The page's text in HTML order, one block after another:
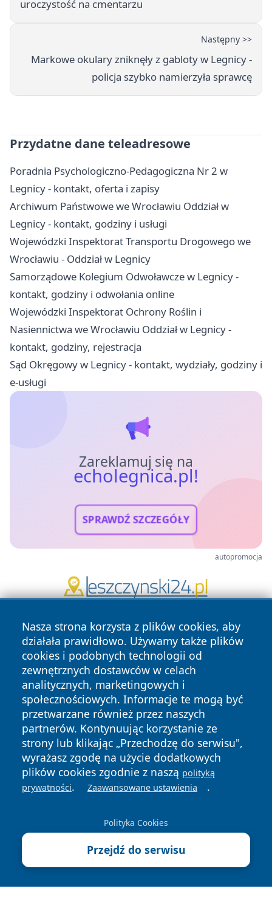
uroczystość na cmentarzu
Następny >>
Markowe okulary zniknęły z gabloty w Legnicy -
policja szybko namierzyła sprawcę
Przydatne dane teleadresowe
Poradnia Psychologiczno-Pedagogiczna Nr 2 w
Legnicy - kontakt, oferta i zapisy
Archiwum Państwowe we Wrocławiu Oddział w
Legnicy - kontakt, godziny i usługi
Wojewódzki Inspektorat Transportu Drogowego we
Wrocławiu - Oddział w Legnicy
Samorządowe Kolegium Odwoławcze w Legnicy -
kontakt, godziny i odwołania online
Wojewódzki Inspektorat Ochrony Roślin i
Nasiennictwa we Wrocławiu Oddział w Legnicy -
kontakt, godziny, rejestracja
Sąd Okręgowy w Legnicy - kontakt, wydziały, godziny i
e-usługi
Zareklamuj się na
echolegnica.pl!
SPRAWDŹ SZCZEGÓŁY
autopromocja
Nasza strona korzysta z plików cookies, aby
działała prawidłowo. Używamy także plików
cookies i podobnych technologii od
zewnętrznych dostawców w celach
analitycznych, marketingowych i
społecznościowych. Informacje te mogą być
przetwarzane również przez naszych
partnerów. Kontynuując korzystanie ze
strony lub klikając „Przechodzę do serwisu",
wyrażasz zgodę na użycie dodatkowych
plików cookies zgodnie z naszą polityką
prywatności. Zaawansowane ustawienia .
Polityka Cookies
Przejdź do serwisu
Copyright © 2026 echolegnica.pl Wszystkie prawa
zastrzeżone.
News Autorzy
Polityka
Prywatności
Polityka
Cookies